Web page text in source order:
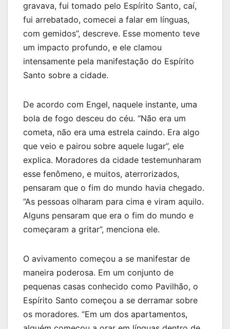
gravava, fui tomado pelo Espírito Santo, caí,
fui arrebatado, comecei a falar em línguas,
com gemidos”, descreve. Esse momento teve
um impacto profundo, e ele clamou
intensamente pela manifestação do Espírito
Santo sobre a cidade.
De acordo com Engel, naquele instante, uma
bola de fogo desceu do céu. “Não era um
cometa, não era uma estrela caindo. Era algo
que veio e pairou sobre aquele lugar”, ele
explica. Moradores da cidade testemunharam
esse fenômeno, e muitos, aterrorizados,
pensaram que o fim do mundo havia chegado.
“As pessoas olharam para cima e viram aquilo.
Alguns pensaram que era o fim do mundo e
começaram a gritar”, menciona ele.
O avivamento começou a se manifestar de
maneira poderosa. Em um conjunto de
pequenas casas conhecido como Pavilhão, o
Espírito Santo começou a se derramar sobre
os moradores. “Em um dos apartamentos,